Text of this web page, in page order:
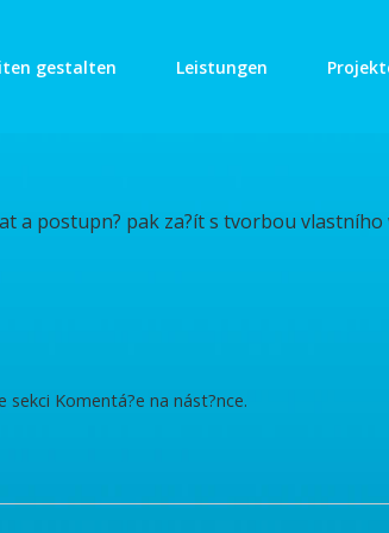
gestalten Leistungen
a postupn? pak za?ít s tvorbou vlastního
Komentá?e na nást?nce.